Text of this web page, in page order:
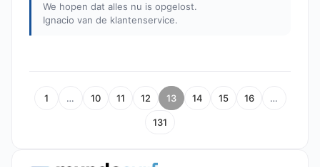
We hopen dat alles nu is opgelost.
Ignacio van de klantenservice.
1 … 10 11 12 13 14 15 16 …
131